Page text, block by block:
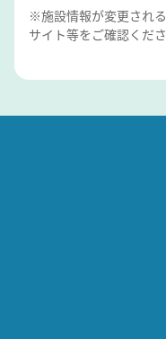
※施設情報が変更され
サイト等をご確認くださ